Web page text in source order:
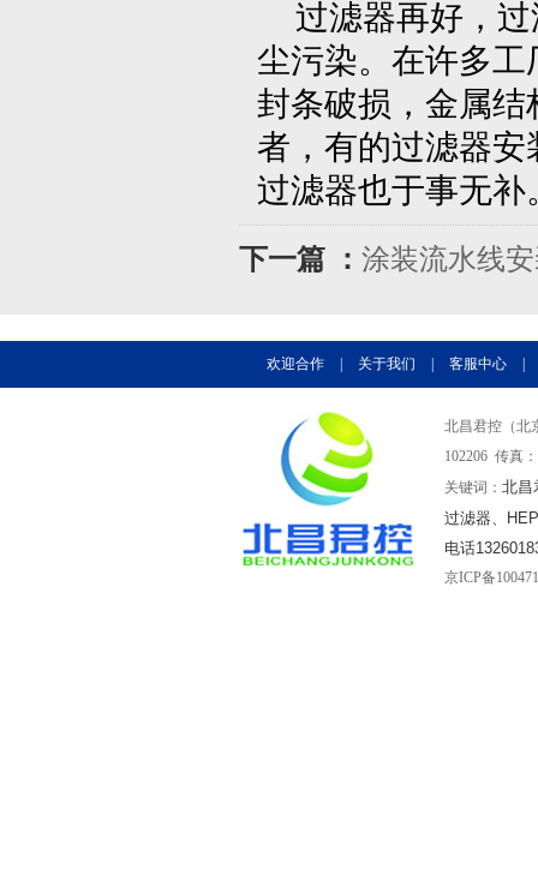
过滤器再好，过
尘污染。在许多
封条破损，金属
者，有的过滤器
过滤器也于事无补
下一篇 ： 涂装流水线
欢迎合作 关于我们 客服中心
北昌君控（北
102206 传真
关键词： 北昌
过滤器、
电话
京ICP备